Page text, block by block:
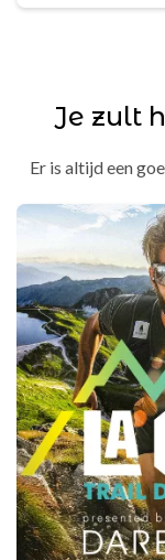
Je zult
Er is altijd een